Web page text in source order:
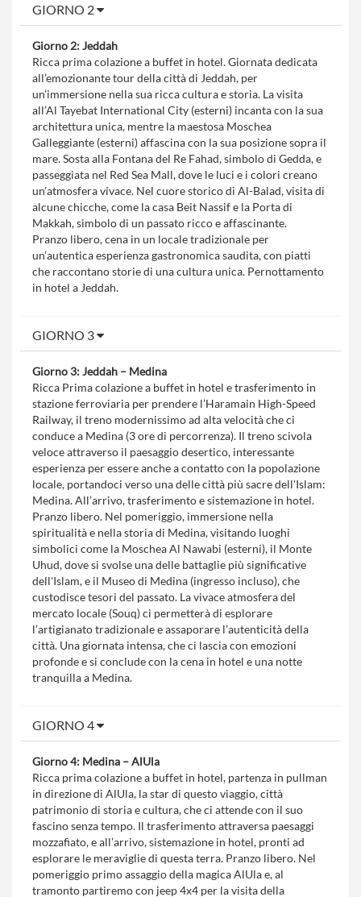
GIORNO 2
Giorno 2: Jeddah
Ricca prima colazione a buffet in hotel. Giornata dedicata
all’emozionante tour della città di Jeddah, per
un’immersione nella sua ricca cultura e storia. La visita
all’Al Tayebat International City (esterni) incanta con la sua
architettura unica, mentre la maestosa Moschea
Galleggiante (esterni) affascina con la sua posizione sopra il
mare. Sosta alla Fontana del Re Fahad, simbolo di Gedda, e
passeggiata nel Red Sea Mall, dove le luci e i colori creano
un'atmosfera vivace. Nel cuore storico di Al-Balad, visita di
alcune chicche, come la casa Beit Nassif e la Porta di
Makkah, simbolo di un passato ricco e affascinante.
Pranzo libero, cena in un locale tradizionale per
un’autentica esperienza gastronomica saudita, con piatti
che raccontano storie di una cultura unica. Pernottamento
in hotel a Jeddah.
GIORNO 3
Giorno 3: Jeddah – Medina
Ricca Prima colazione a buffet in hotel e trasferimento in
stazione ferroviaria per prendere l’Haramain High-Speed
Railway, il treno modernissimo ad alta velocità che ci
conduce a Medina (3 ore di percorrenza). Il treno scivola
veloce attraverso il paesaggio desertico, interessante
esperienza per essere anche a contatto con la popolazione
locale, portandoci verso una delle città più sacre dell'Islam:
Medina. All’arrivo, trasferimento e sistemazione in hotel.
Pranzo libero. Nel pomeriggio, immersione nella
spiritualità e nella storia di Medina, visitando luoghi
simbolici come la Moschea Al Nawabi (esterni), il Monte
Uhud, dove si svolse una delle battaglie più significative
dell'Islam, e il Museo di Medina (ingresso incluso), che
custodisce tesori del passato. La vivace atmosfera del
mercato locale (Souq) ci permetterà di esplorare
l’artigianato tradizionale e assaporare l’autenticità della
città. Una giornata intensa, che ci lascia con emozioni
profonde e si conclude con la cena in hotel e una notte
tranquilla a Medina.
GIORNO 4
Giorno 4: Medina – AlUla
Ricca prima colazione a buffet in hotel, partenza in pullman
in direzione di AlUla, la star di questo viaggio, città
patrimonio di storia e cultura, che ci attende con il suo
fascino senza tempo. Il trasferimento attraversa paesaggi
mozzafiato, e all’arrivo, sistemazione in hotel, pronti ad
esplorare le meraviglie di questa terra. Pranzo libero. Nel
pomeriggio primo assaggio della magica AlUla e, al
tramonto partiremo con jeep 4x4 per la visita della